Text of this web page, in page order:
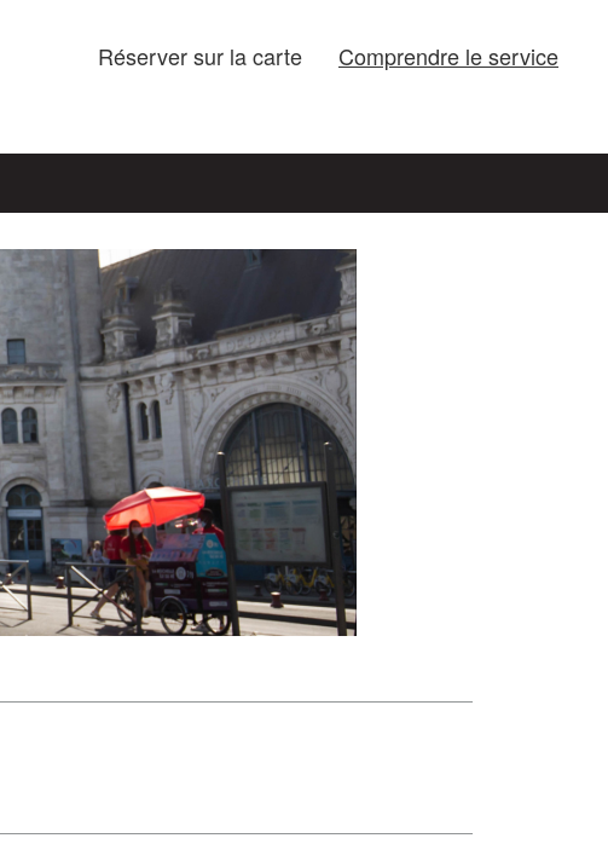
Réserver sur la carte Comprendre le service